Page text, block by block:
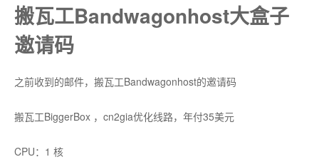
搬瓦工Bandwagonhost大盒子
邀请码
之前收到的邮件，搬瓦工Bandwagonhost的邀请码
搬瓦工BiggerBox ，cn2gia优化线路，年付35美元
CPU：1 核